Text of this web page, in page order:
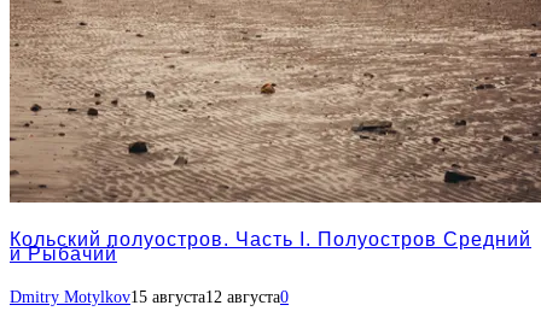
Кольский полуостров. Часть I. Полуостров Средний
и Рыбачий
Dmitry Motylkov15 августа12 августа0